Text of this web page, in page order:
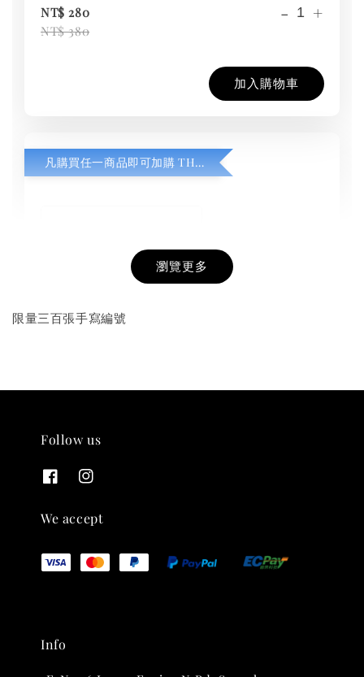
NT$ 280
NT$ 380
- +
加入購物車
凡購買任一商品即可加購 THT 九週年紀念 T-shirt
THT 九週年紀念 T-shirt
NT$ 780
瀏覽更多
限量三百張手寫編號
Follow us
We accept
Info